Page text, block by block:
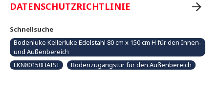
DATENSCHUTZRICHTLINIE
Schnellsuche
Bodenluke Kellerluke Edelstahl 80 cm x 150 cm H für den Innen-
und Außenbereich
LKN80150HAISI
Bodenzugangstür für den Außenbereich